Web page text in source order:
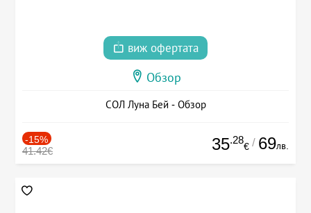
виж офертата
Обзор
СОЛ Луна Бей - Обзор
-15%
41.42€ 35.28
€ / 69лв.